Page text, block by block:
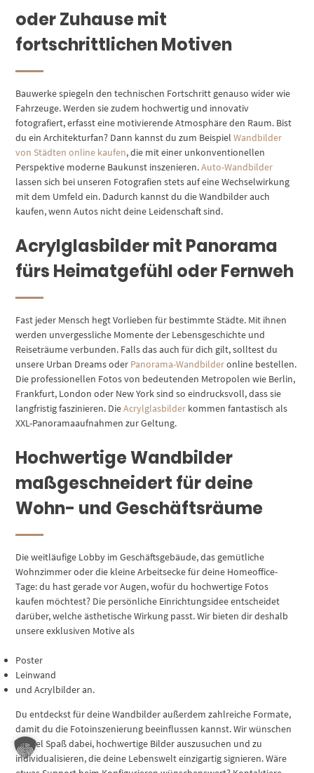
oder Zuhause mit
fortschrittlichen Motiven
Bauwerke spiegeln den technischen Fortschritt genauso wider wie
Fahrzeuge. Werden sie zudem hochwertig und innovativ
fotografiert, erfasst eine motivierende Atmosphäre den Raum. Bist
du ein Architekturfan? Dann kannst du zum BeispielWandbilder
von Städten online kaufen, die mit einer unkonventionellen
Perspektive moderne Baukunst inszenieren.Auto-Wandbilder
lassen sich bei unseren Fotografien stets auf eine Wechselwirkung
mit dem Umfeld ein. Dadurch kannst du die Wandbilder auch
kaufen, wenn Autos nicht deine Leidenschaft sind.
Acrylglasbilder mit Panorama
fürs Heimatgefühl oder Fernweh
Fast jeder Mensch hegt Vorlieben für bestimmte Städte. Mit ihnen
werden unvergessliche Momente der Lebensgeschichte und
Reiseträume verbunden. Falls das auch für dich gilt, solltest du
unsere Urban Dreams oder Panorama-Wandbilderonline bestellen.
Die professionellen Fotos von bedeutenden Metropolen wie Berlin,
Frankfurt, London oder New York sind so eindrucksvoll, dass sie
langfristig faszinieren. DieAcrylglasbilder kommen fantastisch als
XXL-Panoramaaufnahmen zur Geltung.
Hochwertige Wandbilder
maßgeschneidert für deine
Wohn- und Geschäftsräume
Die weitläufige Lobby im Geschäftsgebäude, das gemütliche
Wohnzimmer oder die kleine Arbeitsecke für deine Homeoffice-
Tage: du hast gerade vor Augen, wofür du hochwertige Fotos
kaufen möchtest? Die persönliche Einrichtungsidee entscheidet
darüber, welche ästhetische Wirkung passt. Wir bieten dir deshalb
unsere exklusiven Motive als
Poster
Leinwand
und Acrylbilder an.
Du entdeckst für deine Wandbilder außerdem zahlreiche Formate,
damit du die Fotoinszenierung beeinflussen kannst. Wir wünschen
dir viel Spaß dabei, hochwertige Bilder auszusuchen und zu
individualisieren, die deine Lebenswelt einzigartig signieren. Wäre